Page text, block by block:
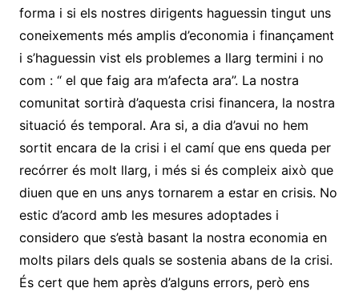
forma i si els nostres dirigents haguessin tingut uns
coneixements més amplis d’economia i finançament
i s’haguessin vist els problemes a llarg termini i no
com : “ el que faig ara m’afecta ara”. La nostra
comunitat sortirà d’aquesta crisi financera, la nostra
situació és temporal. Ara si, a dia d’avui no hem
sortit encara de la crisi i el camí que ens queda per
recórrer és molt llarg, i més si és compleix això que
diuen que en uns anys tornarem a estar en crisis. No
estic d’acord amb les mesures adoptades i
considero que s’està basant la nostra economia en
molts pilars dels quals se sostenia abans de la crisi.
És cert que hem après d’alguns errors, però ens